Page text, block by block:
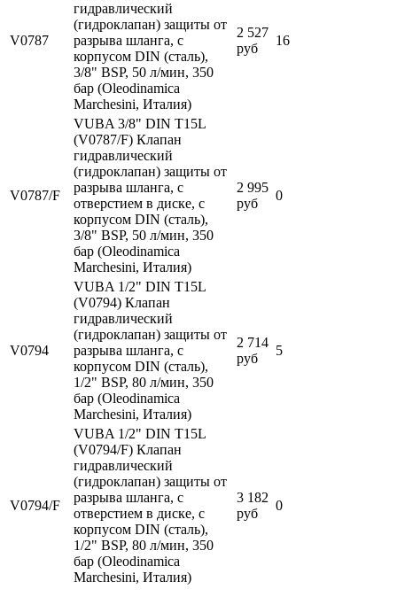
V0787
гидравлический
(гидроклапан) защиты от
разрыва шланга, с
корпусом DIN (сталь),
3/8" BSP, 50 л/мин, 350
бар (Oleodinamica
Marchesini, Италия)
2 527
руб
16
V0787/F
VUBA 3/8" DIN T15L
(V0787/F) Клапан
гидравлический
(гидроклапан) защиты от
разрыва шланга, с
отверстием в диске, с
корпусом DIN (сталь),
3/8" BSP, 50 л/мин, 350
бар (Oleodinamica
Marchesini, Италия)
2 995
руб
0
V0794
VUBA 1/2" DIN T15L
(V0794) Клапан
гидравлический
(гидроклапан) защиты от
разрыва шланга, с
корпусом DIN (сталь),
1/2" BSP, 80 л/мин, 350
бар (Oleodinamica
Marchesini, Италия)
2 714
руб
5
V0794/F
VUBA 1/2" DIN T15L
(V0794/F) Клапан
гидравлический
(гидроклапан) защиты от
разрыва шланга, с
отверстием в диске, с
корпусом DIN (сталь),
1/2" BSP, 80 л/мин, 350
бар (Oleodinamica
Marchesini, Италия)
3 182
руб
0